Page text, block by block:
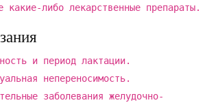
какие-либо лекарственные препараты.
и период лактации.
непереносимость.
заболевания желудочно-